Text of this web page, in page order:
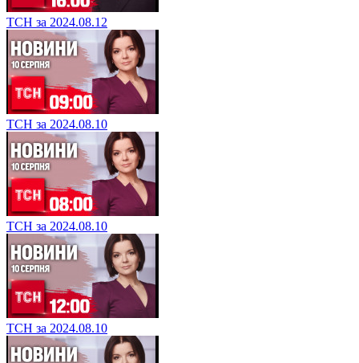
ТСН за 2024.08.12
ТСН за 2024.08.10
ТСН за 2024.08.10
ТСН за 2024.08.10